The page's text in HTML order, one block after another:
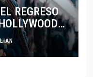
REGRESO
CINE